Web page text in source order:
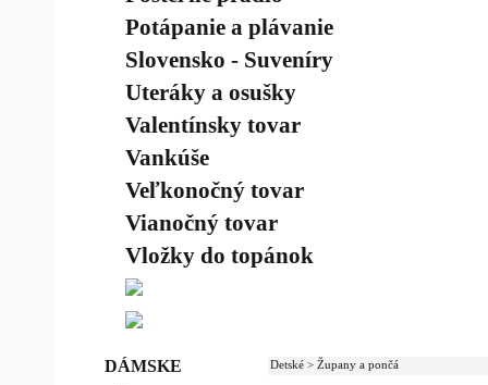
Potápanie a plávanie
Slovensko - Suveníry
Uteráky a osušky
Valentínsky tovar
Vankúše
Veľkonočný tovar
Vianočný tovar
Vložky do topánok
DÁMSKE
Detské > Župany a pončá